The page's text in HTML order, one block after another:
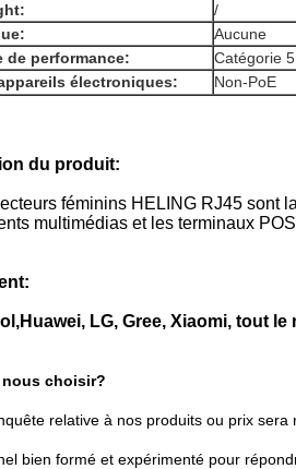
/
Aucune
de performance:
Catégorie 5
électroniques:
Non-PoE
du produit:
féminins HELING RJ45 sont
multimédias et les terminaux
Huawei, LG, Gree, Xiaomi, tout le
choisir?
relative à nos produits ou prix sera
bien formé et expérimenté pour